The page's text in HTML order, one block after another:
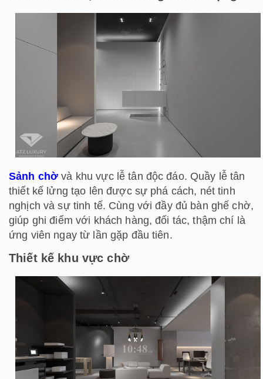
Sảnh chờ và khu vực lễ tân độc đáo. Quầy lễ tân
thiết kế lửng tạo lên được sự phá cách, nét tinh
nghịch và sự tinh tế. Cùng với đầy đủ bàn ghế chờ,
giúp ghi điểm với khách hàng, đối tác, thậm chí là
ứng viên ngay từ lần gặp đầu tiên.
Thiết kế khu vực chờ